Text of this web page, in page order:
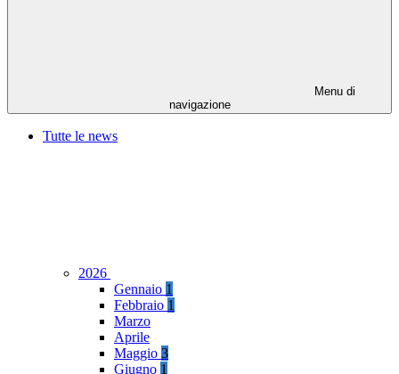
Menu di
navigazione
Tutte le news
2026
Gennaio 1
Febbraio 1
Marzo
Aprile
Maggio 3
Giugno 1